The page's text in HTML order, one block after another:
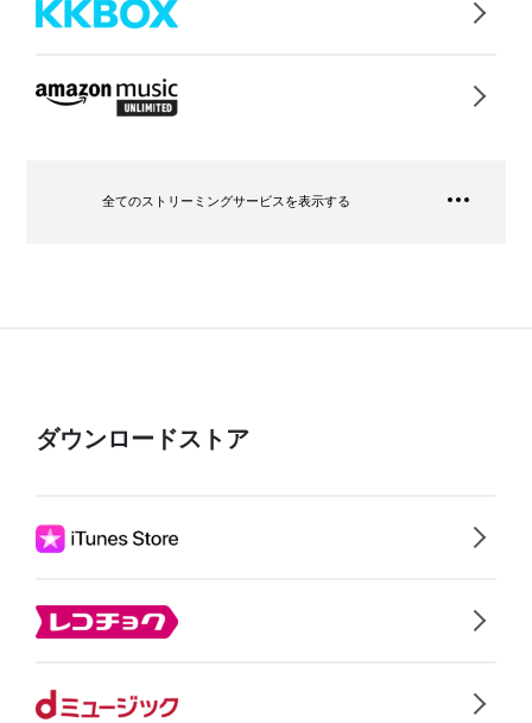
全てのストリーミングサービスを表示する
ダウンロードストア